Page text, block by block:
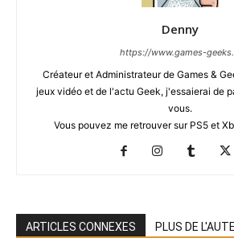
Denny
https://www.games-
Créateur et Administrateur de Games &
jeux vidéo et de l'actu Geek, j'essaierai de
vous.
Vous pouvez me retrouver sur PS5 et
ARTICLES CONNEXES PLUS DE